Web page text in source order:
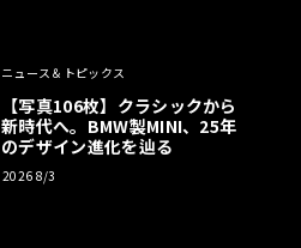
ニュース＆トピックス
【写真106枚】クラシックから
新時代へ。BMW製MINI、25年
のデザイン進化を辿る
2026 8/3